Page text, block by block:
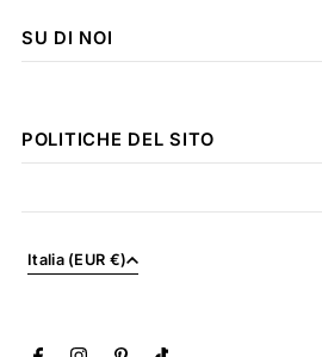
SU DI NOI
POLITICHE DEL SITO
Italia (EUR €)